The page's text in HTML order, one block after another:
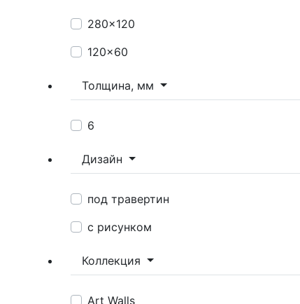
280x120
120x60
Толщина, мм
6
Дизайн
под травертин
с рисунком
Коллекция
Art Walls